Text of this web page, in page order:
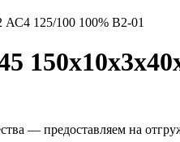
АС4 125/100 100% В2-01
— предоставляем на